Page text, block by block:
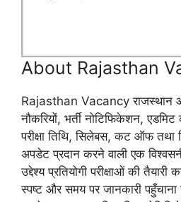
About Rajasthan
Rajasthan Vacancy राजस्थान
नौकरियों, भर्ती नोटिफिकेशन,
परीक्षा तिथि, सिलेबस, कट ऑफ तथा
अपडेट प्रदान करने वाली एक
उद्देश्य प्रतियोगी परीक्षाओं की
स्पष्ट और समय पर जानकारी